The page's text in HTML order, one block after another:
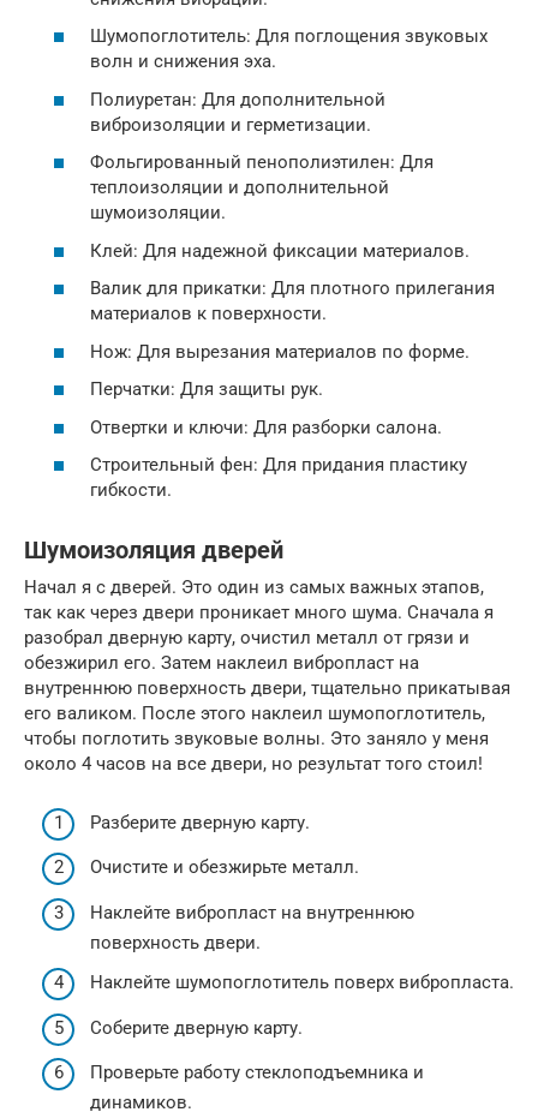
Шумопоглотитель: Для поглощения звуковых
волн и снижения эха.
Полиуретан: Для дополнительной
виброизоляции и герметизации.
Фольгированный пенополиэтилен: Для
теплоизоляции и дополнительной
шумоизоляции.
Клей: Для надежной фиксации материалов.
Валик для прикатки: Для плотного прилегания
материалов к поверхности.
Нож: Для вырезания материалов по форме.
Перчатки: Для защиты рук.
Отвертки и ключи: Для разборки салона.
Строительный фен: Для придания пластику
гибкости.
Шумоизоляция дверей
Начал я с дверей. Это один из самых важных этапов,
так как через двери проникает много шума. Сначала я
разобрал дверную карту, очистил металл от грязи и
обезжирил его. Затем наклеил вибропласт на
внутреннюю поверхность двери, тщательно прикатывая
его валиком. После этого наклеил шумопоглотитель,
чтобы поглотить звуковые волны. Это заняло у меня
около 4 часов на все двери, но результат того стоил!
Разберите дверную карту.
Очистите и обезжирьте металл.
Наклейте вибропласт на внутреннюю
поверхность двери.
Наклейте шумопоглотитель поверх вибропласта.
Соберите дверную карту.
Проверьте работу стеклоподъемника и
динамиков.